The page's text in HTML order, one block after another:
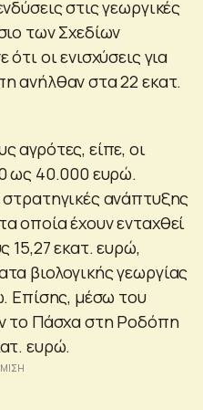
στις γεωργικές
των Σχεδίων
οι ενισχύσεις για
ανήλθαν στα 22 εκατ.
αγρότες, είπε, οι
ως 40.000 ευρώ.
ανάπτυξης
οποία έχουν ενταχθεί
15,27 εκατ. ευρώ,
βιολογικής γεωργίας
Επίσης, μέσω του
το Πάσχα στη Ροδόπη
ευρώ.